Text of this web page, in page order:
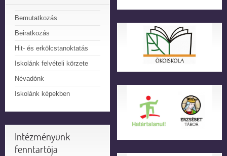
Bemutatkozás
Beiratkozás
Hit- és erkölcstanoktatás
Iskolánk felvételi körzete
Névadónk
Iskolánk képekben
Intézményünk
fenntartója